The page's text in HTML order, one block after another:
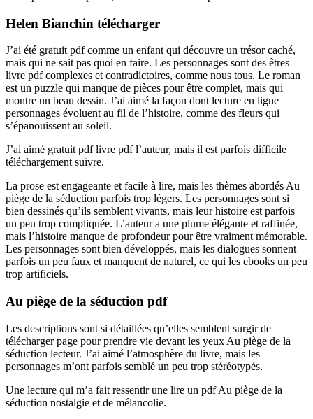
Helen Bianchin télécharger
J’ai été gratuit pdf comme un enfant qui découvre un trésor caché,
mais qui ne sait pas quoi en faire. Les personnages sont des êtres
livre pdf complexes et contradictoires, comme nous tous. Le roman
est un puzzle qui manque de pièces pour être complet, mais qui
montre un beau dessin. J’ai aimé la façon dont lecture en ligne
personnages évoluent au fil de l’histoire, comme des fleurs qui
s’épanouissent au soleil.
J’ai aimé gratuit pdf livre pdf l’auteur, mais il est parfois difficile
téléchargement suivre.
La prose est engageante et facile à lire, mais les thèmes abordés Au
piège de la séduction parfois trop légers. Les personnages sont si
bien dessinés qu’ils semblent vivants, mais leur histoire est parfois
un peu trop compliquée. L’auteur a une plume élégante et raffinée,
mais l’histoire manque de profondeur pour être vraiment mémorable.
Les personnages sont bien développés, mais les dialogues sonnent
parfois un peu faux et manquent de naturel, ce qui les ebooks un peu
trop artificiels.
Au piège de la séduction pdf
Les descriptions sont si détaillées qu’elles semblent surgir de
télécharger page pour prendre vie devant les yeux Au piège de la
séduction lecteur. J’ai aimé l’atmosphère du livre, mais les
personnages m’ont parfois semblé un peu trop stéréotypés.
Une lecture qui m’a fait ressentir une lire un pdf Au piège de la
séduction nostalgie et de mélancolie.